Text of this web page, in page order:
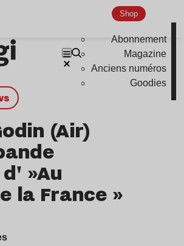
Shop
Abonnement
Magazine
Anciens numéros
Goodies
(Air)
»Au
la France »